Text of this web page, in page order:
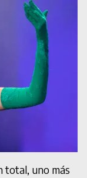
total, uno más